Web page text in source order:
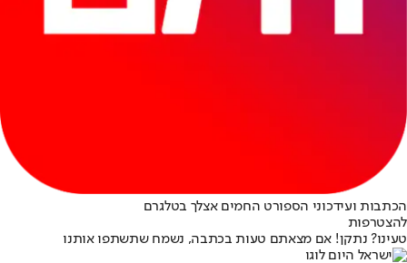
הכתבות ועידכוני הספורט החמים אצלך בטלגרם
להצטרפות
טעינו? נתקן! אם מצאתם טעות בכתבה, נשמח שתשתפו אותנו